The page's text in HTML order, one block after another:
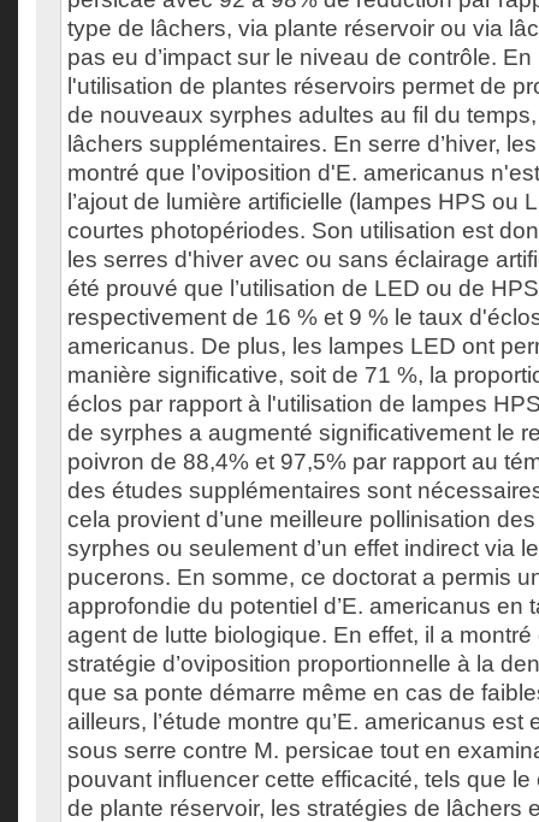
type de lâchers, via plante réservoir ou via
pas eu d’impact sur le niveau de contrôle.
l'utilisation de plantes réservoirs permet de
de nouveaux syrphes adultes au fil du
lâchers supplémentaires. En serre d’hiver,
montré que l’oviposition d'E. americanus
l’ajout de lumière artificielle (lampes HPS ou
courtes photopériodes. Son utilisation est
les serres d'hiver avec ou sans éclairage
été prouvé que l’utilisation de LED ou de
respectivement de 16 % et 9 % le taux
americanus. De plus, les lampes LED ont
manière significative, soit de 71 %, la
éclos par rapport à l'utilisation de lampes
de syrphes a augmenté significativement le
poivron de 88,4% et 97,5% par rapport au
des études supplémentaires sont
cela provient d’une meilleure pollinisation
syrphes ou seulement d’un effet indirect via
pucerons. En somme, ce doctorat a permis
approfondie du potentiel d’E. americanus en
agent de lutte biologique. En effet, il a montré
stratégie d’oviposition proportionnelle à la
que sa ponte démarre même en cas de
ailleurs, l’étude montre qu’E. americanus est
sous serre contre M. persicae tout en
pouvant influencer cette efficacité, tels que
de plante réservoir, les stratégies de lâchers